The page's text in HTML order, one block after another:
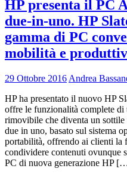
HP presenta il PC
due-in-uno. HP
gamma di PC
mobilità e
29 Ottobre 2016 Andrea
HP ha presentato il nuovo HP
offre le funzionalità complete
rimovibile che diventa un
due in uno, basato sul sistema
portabilità, offrendo ai clienti la
condividere contenuti ovunque
PC di nuova generazione HP